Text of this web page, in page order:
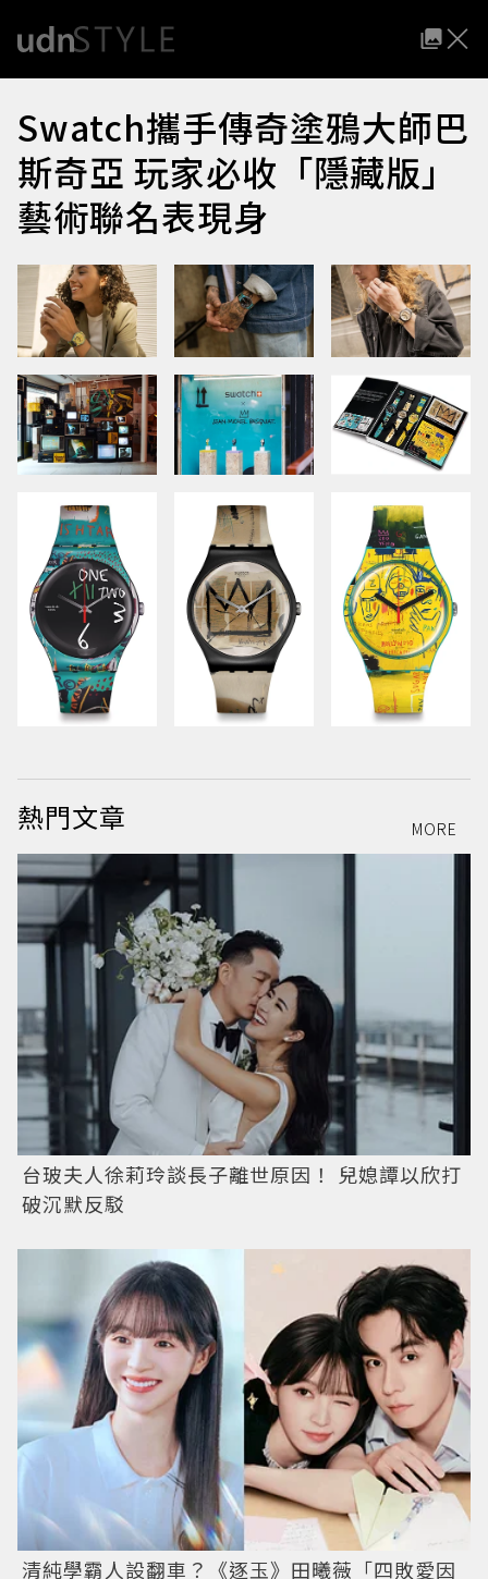
Swatch攜手傳奇塗鴉大師巴
斯奇亞 玩家必收「隱藏版」
藝術聯名表現身
熱門文章 MORE
台玻夫人徐莉玲談長子離世原因！ 兒媳譚以欣打
破沉默反駁
清純學霸人設翻車？《逐玉》田曦薇「四敗愛因